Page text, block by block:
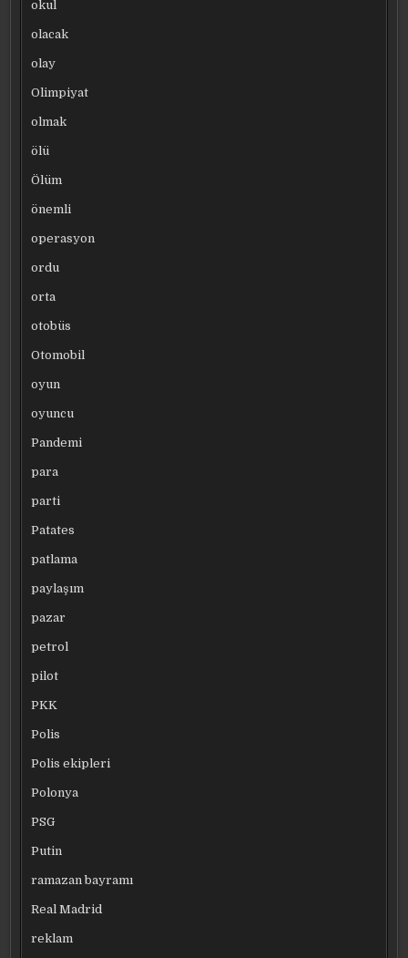
okul
olacak
olay
Olimpiyat
olmak
ölü
Ölüm
önemli
operasyon
ordu
orta
otobüs
Otomobil
oyun
oyuncu
Pandemi
para
parti
Patates
patlama
paylaşım
pazar
petrol
pilot
PKK
Polis
Polis ekipleri
Polonya
PSG
Putin
ramazan bayramı
Real Madrid
reklam